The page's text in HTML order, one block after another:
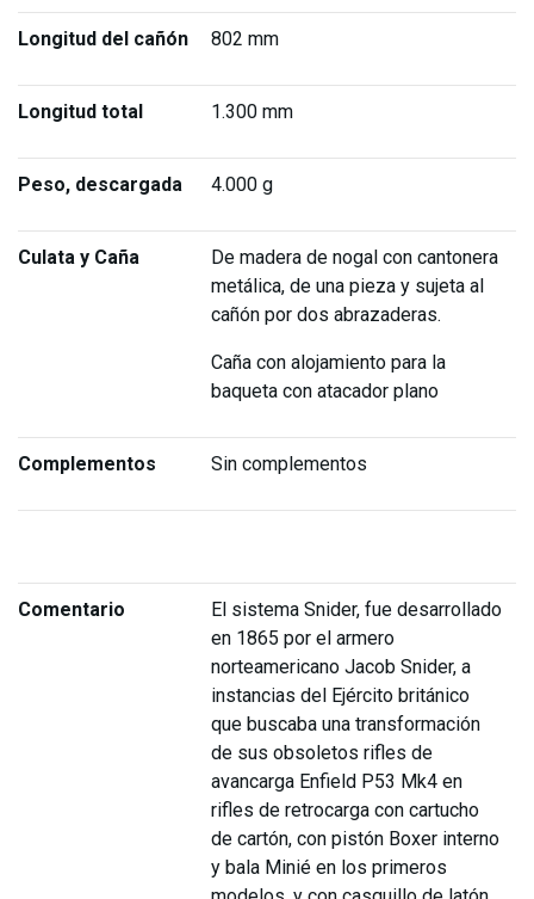
Longitud del cañón 802 mm
Longitud total 1.300 mm
Peso, descargada 4.000 g
Culata y Caña
De madera de nogal con cantonera
metálica, de una pieza y sujeta al
cañón por dos abrazaderas.
Caña con alojamiento para la
baqueta con atacador plano
Complementos Sin complementos
Comentario
El sistema Snider, fue desarrollado
en 1865 por el armero
norteamericano Jacob Snider, a
instancias del Ejército británico
que buscaba una transformación
de sus obsoletos rifles de
avancarga Enfield P53 Mk4 en
rifles de retrocarga con cartucho
de cartón, con pistón Boxer interno
y bala Minié en los primeros